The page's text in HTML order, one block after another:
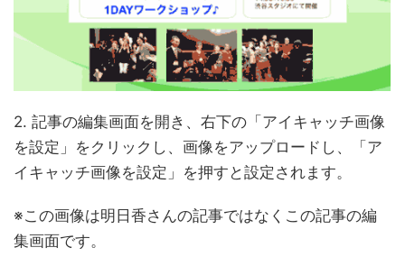
2. 記事の編集画面を開き、右下の「アイキャッチ画像
を設定」をクリックし、画像をアップロードし、「ア
イキャッチ画像を設定」を押すと設定されます。
※この画像は明日香さんの記事ではなくこの記事の編
集画面です。